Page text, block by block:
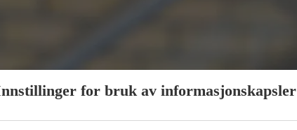
for bruk av informasjonskapsler